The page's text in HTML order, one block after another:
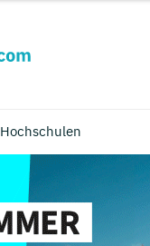
Hochschulen